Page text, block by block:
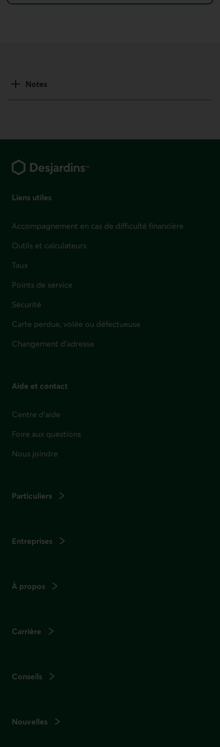
pour ouvrir un compte à rendement croissant en $ US
Notes
Liens utiles
Accompagnement en cas de difficulté financière
Outils et calculateurs
Taux
Points de service
Sécurité
Carte perdue, volée ou défectueuse
Changement d'adresse
Aide et contact
Centre d'aide
Foire aux questions
Nous joindre
Particuliers
Entreprises
À propos
Carrière
Conseils
Nouvelles